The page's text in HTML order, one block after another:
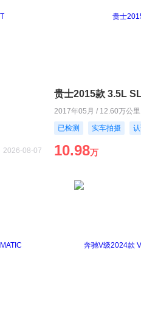
2026-08-07
贵士2015款 3.5L
2017年05月 / 12.60万公
已检测
实车拍摄
10.98万